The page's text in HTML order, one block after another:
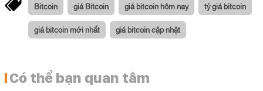
Bitcoin giá Bitcoin giá bitcoin hôm nay tỷ giá bitcoin
giá bitcoin mới nhất giá bitcoin cập nhật
Có thể bạn quan tâm